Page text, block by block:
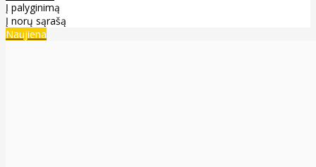
Į palyginimą
Į norų sąrašą
Naujiena